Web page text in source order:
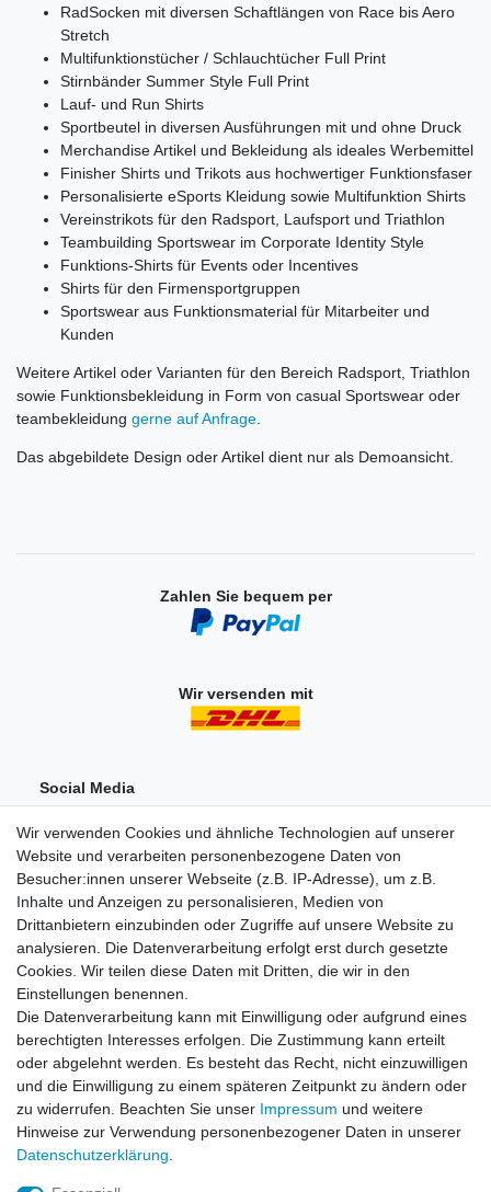
RadSocken mit diversen Schaftlängen von Race bis Aero
Stretch
Multifunktionstücher / Schlauchtücher Full Print
Stirnbänder Summer Style Full Print
Lauf- und Run Shirts
Sportbeutel in diversen Ausführungen mit und ohne Druck
Merchandise Artikel und Bekleidung als ideales Werbemittel
Finisher Shirts und Trikots aus hochwertiger Funktionsfaser
Personalisierte eSports Kleidung sowie Multifunktion Shirts
Vereinstrikots für den Radsport, Laufsport und Triathlon
Teambuilding Sportswear im Corporate Identity Style
Funktions-Shirts für Events oder Incentives
Shirts für den Firmensportgruppen
Sportswear aus Funktionsmaterial für Mitarbeiter und
Kunden
Weitere Artikel oder Varianten für den Bereich Radsport, Triathlon
sowie Funktionsbekleidung in Form von casual Sportswear oder
teambekleidung gerne auf Anfrage.
Das abgebildete Design oder Artikel dient nur als Demoansicht.
Zahlen Sie bequem per
Wir versenden mit
Social Media
Einkaufen
Zahlungsarten
Versandarten & -kosten
Widerrufsrecht
Zum Online-Widerruf
Mein Konto
Wir verwenden Cookies und ähnliche Technologien auf unserer
Website und verarbeiten personenbezogene Daten von
Besucher:innen unserer Webseite (z.B. IP-Adresse), um z.B.
Inhalte und Anzeigen zu personalisieren, Medien von
Drittanbietern einzubinden oder Zugriffe auf unsere Website zu
analysieren. Die Datenverarbeitung erfolgt erst durch gesetzte
Cookies. Wir teilen diese Daten mit Dritten, die wir in den
Einstellungen benennen.
Die Datenverarbeitung kann mit Einwilligung oder aufgrund eines
berechtigten Interesses erfolgen. Die Zustimmung kann erteilt
oder abgelehnt werden. Es besteht das Recht, nicht einzuwilligen
und die Einwilligung zu einem späteren Zeitpunkt zu ändern oder
zu widerrufen. Beachten Sie unser Impressum und weitere
Hinweise zur Verwendung personenbezogener Daten in unserer
Daten­schutz­erklärung